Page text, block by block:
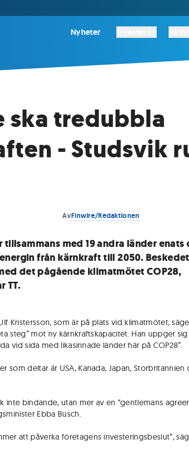
Nyheter
ska tredubbla
- Studsvik
AvFinwire/Redaktionen
tillsammans med 19 andra länder enats
från kärnkraft till 2050.
det pågående klimatmötet COP28,
TT.
Kristersson, som är på plats vid klimatmötet,
steg” mot ny kärnkraftskapacitet. Han uppger
vid sida med likasinnade länder här på COP28”.
som deltar är USA, Kanada, Japan, Storbritannien
inte bindande, utan mer av en “gentlemans
Ebba Busch.
att påverka företagens investeringsbeslut”,